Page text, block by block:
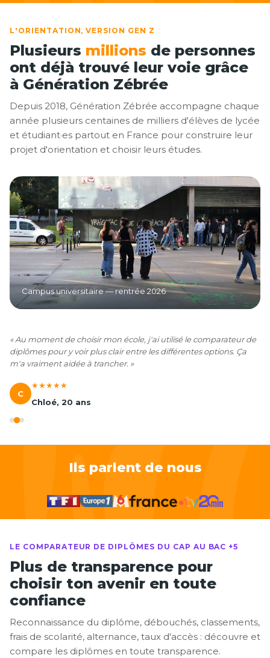
L'ORIENTATION, VERSION GEN Z
Plusieurs millions de personnes
ont déjà trouvé leur voie grâce
à Génération Zébrée
Depuis 2018, Génération Zébrée accompagne chaque
année plusieurs centaines de milliers d'élèves de lycée
et étudiant·es partout en France pour construire leur
projet d'orientation et choisir leurs études.
Campus universitaire — rentrée 2026
« Au moment de choisir mon école, j'ai utilisé le comparateur de
diplômes pour y voir plus clair entre les différentes options. Ça
m'a vraiment aidée à trancher. »
C
★★★★★
Chloé, 20 ans
Ils parlent de nous
LE COMPARATEUR DE DIPLÔMES DU CAP AU BAC +5
Plus de transparence pour
choisir ton avenir en toute
confiance
Reconnaissance du diplôme, débouchés, classements,
frais de scolarité, alternance, taux d'accès : découvre et
compare les diplômes en toute transparence.